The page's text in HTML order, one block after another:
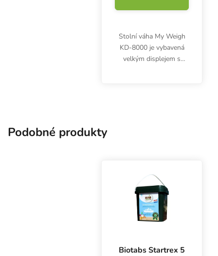
Stolní váha My Weigh
KD-8000 je vybavená
velkým displejem s
Podobné produkty
Biotabs Startrex 5